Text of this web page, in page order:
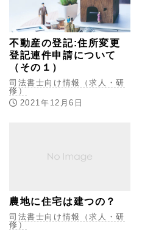
不動産の登記:住所変更
登記連件申請について
（その１）
司法書士向け情報（求人・研
修）
2021年12月6日
農地に住宅は建つの？
司法書士向け情報（求人・研
修）